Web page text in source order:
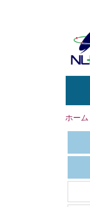
ホーム